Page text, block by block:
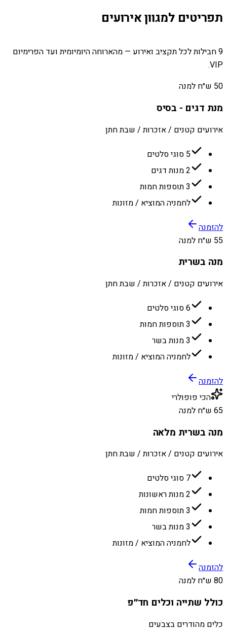
תפריטים למגוון אירועים
9 חבילות לכל תקציב ואירוע — מהארוחה היומיומית ועד הפרימיום
VIP.
50 ש״ח למנה
מנת דגים - בסיס
אירועים קטנים / אזכרות / שבת חתן
5 סוגי סלטים
2 מנות דגים
3 תוספות חמות
לחמניה המוציא / מזונות
להזמנה
55 ש״ח למנה
מנה בשרית
אירועים קטנים / אזכרות / שבת חתן
6 סוגי סלטים
3 תוספות חמות
3 מנות בשר
לחמניה המוציא / מזונות
להזמנה
הכי פופולרי
65 ש״ח למנה
מנה בשרית מלאה
אירועים קטנים / אזכרות / שבת חתן
7 סוגי סלטים
2 מנות ראשונות
3 תוספות חמות
3 מנות בשר
לחמניה המוציא / מזונות
להזמנה
80 ש״ח למנה
כולל שתייה וכלים חד״פ
כלים מהודרים בצבעים